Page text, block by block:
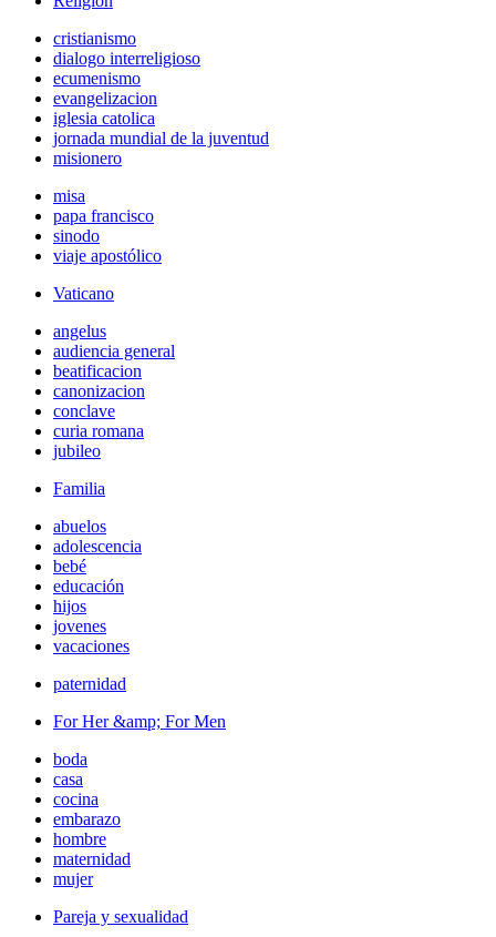
cristianismo
dialogo interreligioso
ecumenismo
evangelizacion
iglesia catolica
jornada mundial de la juventud
misionero
misa
papa francisco
sinodo
viaje apostólico
Vaticano
angelus
audiencia general
beatificacion
canonizacion
conclave
curia romana
jubileo
Familia
abuelos
adolescencia
bebé
educación
hijos
jovenes
vacaciones
paternidad
For Her &amp; For Men
boda
casa
cocina
embarazo
hombre
maternidad
mujer
Pareja y sexualidad